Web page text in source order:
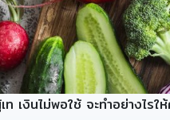
ท เงินไม่พอใช้ จะทำอย่างไ